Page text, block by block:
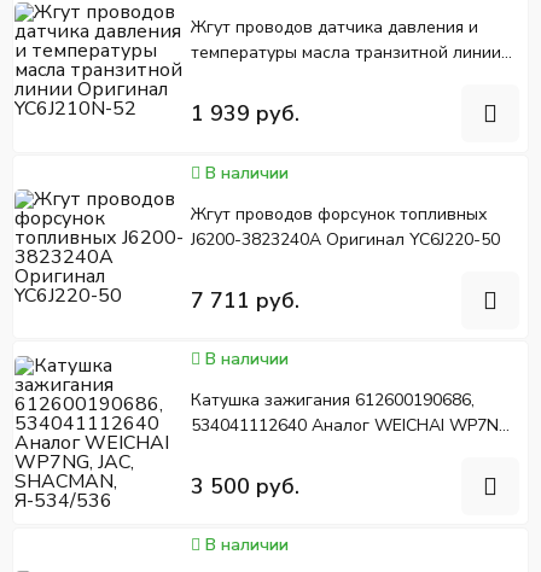
Жгут проводов датчика давления и
температуры масла транзитной линии
1 939 руб.
В наличии
Жгут проводов форсунок топливных
J6200-3823240A Оригинал YC6J220-50
7 711 руб.
В наличии
Катушка зажигания 612600190686,
534041112640 Аналог WEICHAI WP7NG,
3 500 руб.
В наличии